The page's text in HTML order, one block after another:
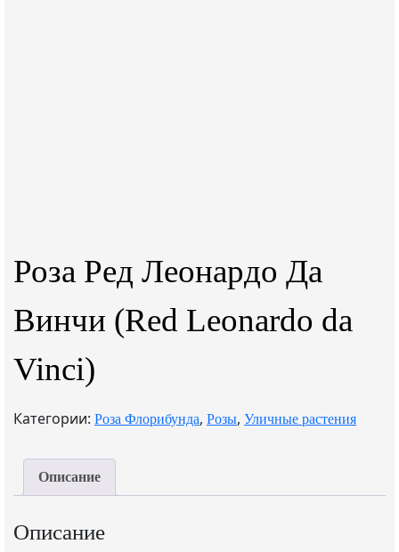
Роза Ред Леонардо Да
Винчи (Red Leonardo da
Vinci)
Категории: Роза Флорибунда, Розы, Уличные растения
Описание
Описание